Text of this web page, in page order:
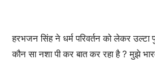
हरभजन सिंह ने धर्म परिवर्तन को लेकर उल्टा
कौन सा नशा पी कर बात कर रहा है ? मुझे